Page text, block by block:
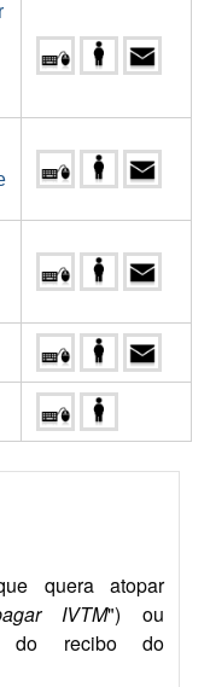
quera atopar
IVTM") ou
do recibo do